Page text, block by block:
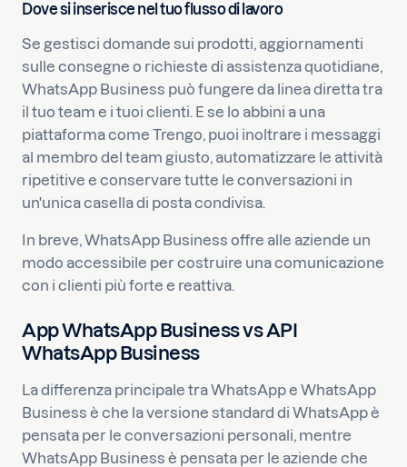
Dove si inserisce nel tuo flusso di lavoro
Se gestisci domande sui prodotti, aggiornamenti
sulle consegne o richieste di assistenza quotidiane,
WhatsApp Business può fungere da linea diretta tra
il tuo team e i tuoi clienti. E se lo abbini a una
piattaforma come Trengo, puoi inoltrare i messaggi
al membro del team giusto, automatizzare le attività
ripetitive e conservare tutte le conversazioni in
un'unica casella di posta condivisa.
In breve, WhatsApp Business offre alle aziende un
modo accessibile per costruire una comunicazione
con i clienti più forte e reattiva.
App WhatsApp Business vs API
WhatsApp Business
La differenza principale tra WhatsApp e WhatsApp
Business è che la versione standard di WhatsApp è
pensata per le conversazioni personali, mentre
WhatsApp Business è pensata per le aziende che